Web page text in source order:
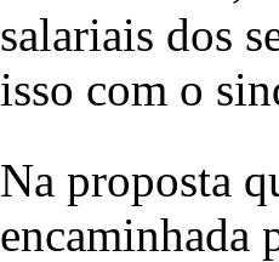
salariais dos
isso com o
Na proposta
encaminhada